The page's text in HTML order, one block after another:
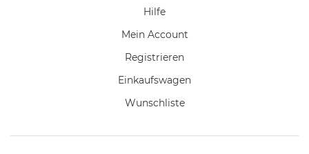
Hilfe
Mein Account
Registrieren
Einkaufswagen
Wunschliste